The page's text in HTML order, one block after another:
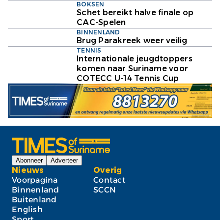
BOKSEN
Schet bereikt halve finale op
CAC-Spelen
BINNENLAND
Brug Parakreek weer veilig
TENNIS
Internationale jeugdtoppers
komen naar Suriname voor
COTECC U-14 Tennis Cup
Abonneer Adverteer
Nieuws
Voorpagina
Binnenland
Buitenland
English
Overig
Contact
SCCN